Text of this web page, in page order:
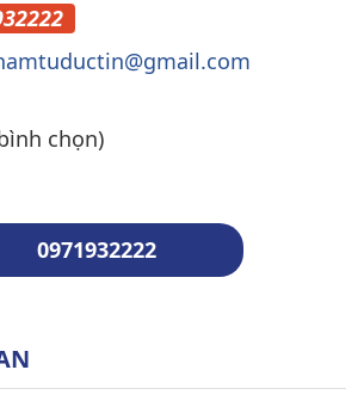
chọn)
0971932222